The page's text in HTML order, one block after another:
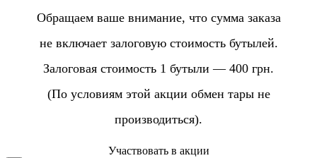
Обращаем ваше внимание, что сумма заказа
не включает залоговую стоимость бутылей.
Залоговая стоимость 1 бутыли — 400 грн.
(По условиям этой акции обмен тары не
производиться).
Участвовать в акции